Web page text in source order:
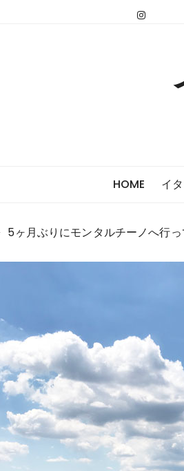
HOME イ
5ヶ月ぶりにモンタルチーノへ行